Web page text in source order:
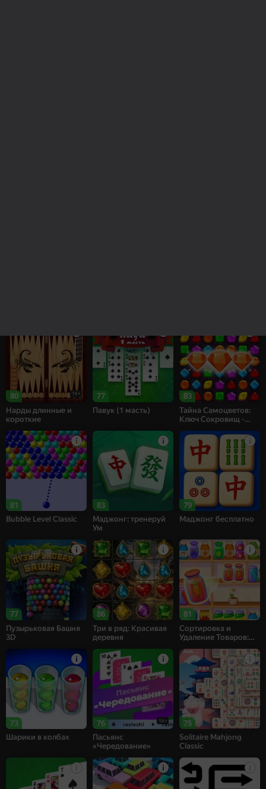
80 16+
Нарды длинные и
короткие
77
Павук (1 масть)
83
Тайна Самоцветов:
Ключ Сокровищ -
81
Bubble Level Classic
83
Маджонг: тренеруй
Ум
79
Маджонг бесплатно
77
Пузырьковая Башня
3D
86
Три в ряд: Красивая
деревня
81
Сортировка и
Удаление Товаров:
73
Шарики в колбах
76 16+
Пасьянс
«Чередование»
75
Solitaire Mahjong
Classic